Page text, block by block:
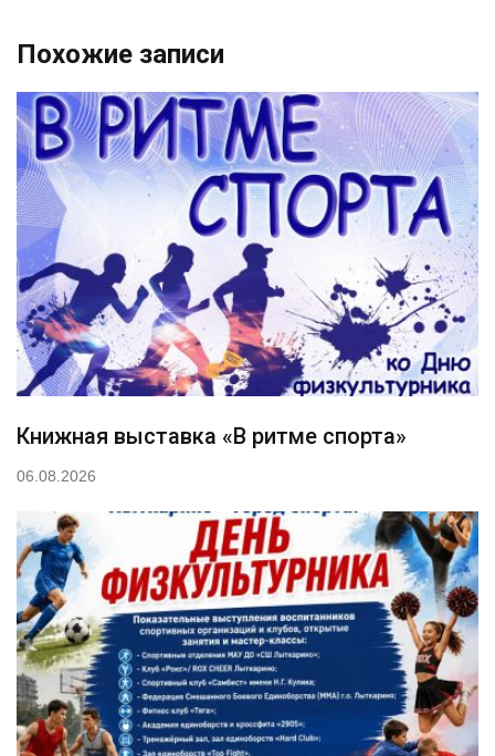
Похожие записи
Книжная выставка «В ритме спорта»
06.08.2026